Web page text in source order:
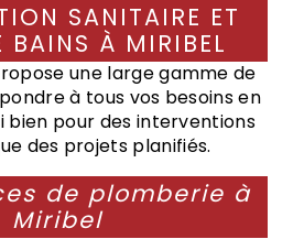
SANITAIRE ET
BAINS À MIRIBEL
une large gamme de
à tous vos besoins en
bien pour des interventions
des projets planifiés.
Miribel